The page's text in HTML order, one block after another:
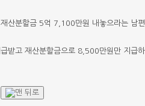
산분할금 5억 7,100만원 내놓으라는 남편
받고 재산분할금으로 8,500만원만 지급하